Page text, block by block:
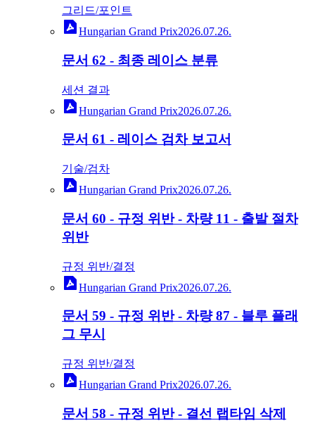
그리드/포인트
Hungarian Grand Prix2026.07.26.
문서 62 - 최종 레이스 분류
세션 결과
Hungarian Grand Prix2026.07.26.
문서 61 - 레이스 검차 보고서
기술/검차
Hungarian Grand Prix2026.07.26.
문서 60 - 규정 위반 - 차량 11 - 출발 절차
위반
규정 위반/결정
Hungarian Grand Prix2026.07.26.
문서 59 - 규정 위반 - 차량 87 - 블루 플래
그 무시
규정 위반/결정
Hungarian Grand Prix2026.07.26.
문서 58 - 규정 위반 - 결선 랩타임 삭제